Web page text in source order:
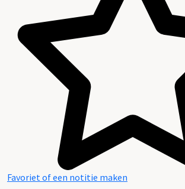
Favoriet of een notitie maken